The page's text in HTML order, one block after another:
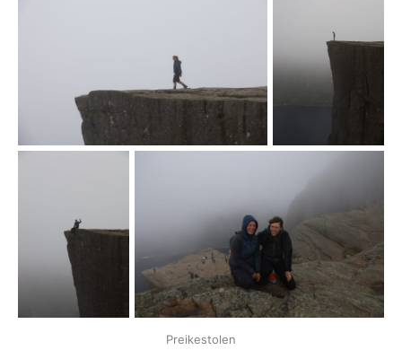
Preikestolen